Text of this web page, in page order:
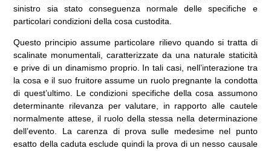
sinistro sia stato conseguenza normale delle specifiche e
particolari condizioni della cosa custodita.
Questo principio assume particolare rilievo quando si tratta di
scalinate monumentali, caratterizzate da una naturale staticità
e prive di un dinamismo proprio. In tali casi, nell’interazione tra
la cosa e il suo fruitore assume un ruolo pregnante la condotta
di quest’ultimo. Le condizioni specifiche della cosa assumono
determinante rilevanza per valutare, in rapporto alle cautele
normalmente attese, il ruolo della stessa nella determinazione
dell’evento. La carenza di prova sulle medesime nel punto
esatto della caduta esclude quindi la prova di un nesso causale